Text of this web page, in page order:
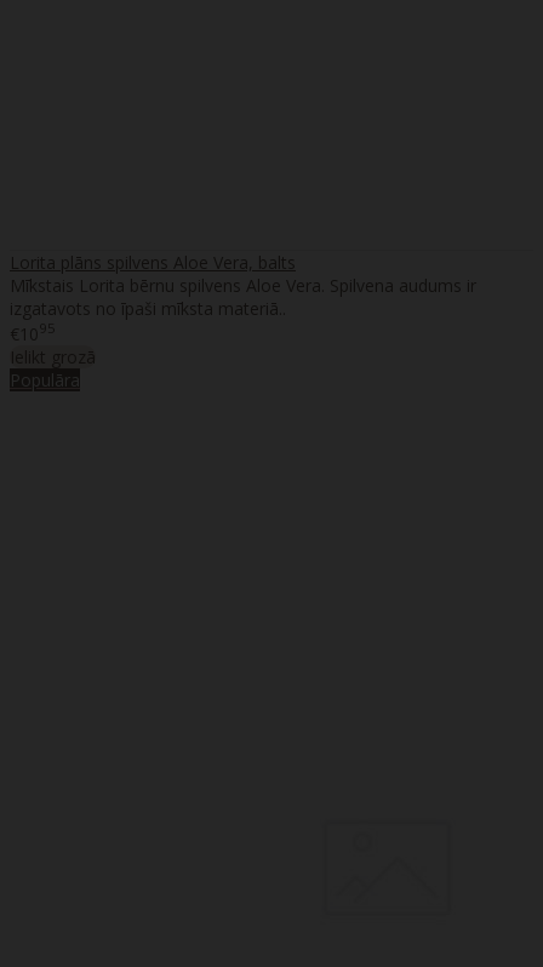
Lorita plāns spilvens Aloe Vera, balts
Mīkstais Lorita bērnu spilvens Aloe Vera. Spilvena audums ir
izgatavots no īpaši mīksta materiā..
€1095
Ielikt grozā
Populāra